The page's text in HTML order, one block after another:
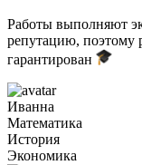
Работы выполняют
репутацию, поэтому
гарантирован
Иванна
Математика
История
Экономика